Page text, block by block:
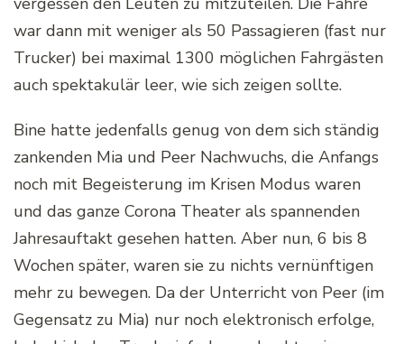
war dann mit weniger als 50 Passagieren (fast nur
Trucker) bei maximal 1300 möglichen Fahrgästen
auch spektakulär leer, wie sich zeigen sollte.
Bine hatte jedenfalls genug von dem sich ständig
zankenden Mia und Peer Nachwuchs, die Anfangs
noch mit Begeisterung im Krisen Modus waren
und das ganze Corona Theater als spannenden
Jahresauftakt gesehen hatten. Aber nun, 6 bis 8
Wochen später, waren sie zu nichts vernünftigen
mehr zu bewegen. Da der Unterricht von Peer (im
Gegensatz zu Mia) nur noch elektronisch erfolge,